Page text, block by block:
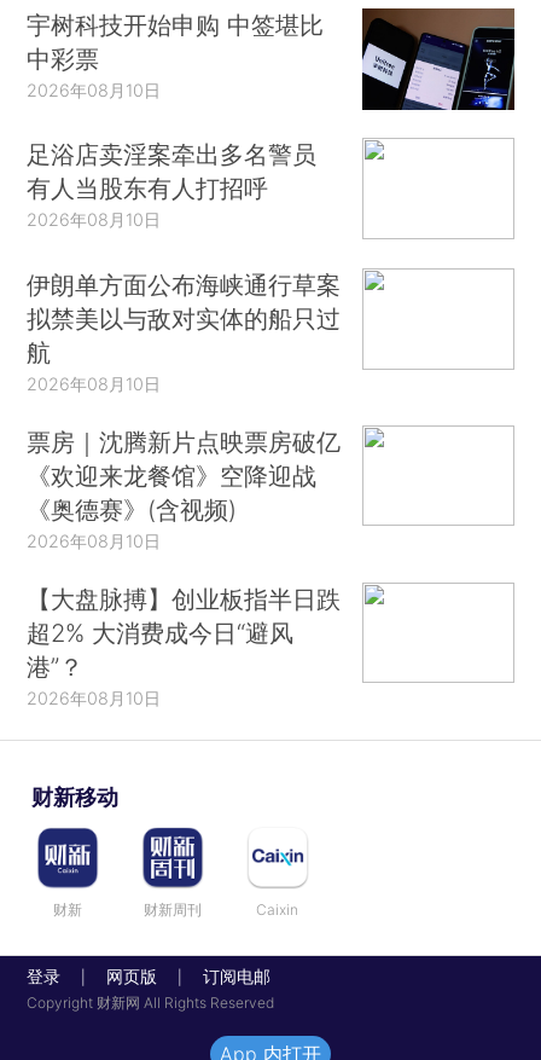
宇树科技开始申购 中签堪比
中彩票
2026年08月10日
足浴店卖淫案牵出多名警员
有人当股东有人打招呼
2026年08月10日
伊朗单方面公布海峡通行草案
拟禁美以与敌对实体的船只过
航
2026年08月10日
票房｜沈腾新片点映票房破亿
《欢迎来龙餐馆》空降迎战
《奥德赛》(含视频)
2026年08月10日
【大盘脉搏】创业板指半日跌
超2% 大消费成今日“避风
港”？
2026年08月10日
财新移动
财新 财新周刊 Caixin
登录 网页版 订阅电邮
Copyright 财新网 All Rights Reserved
App 内打开